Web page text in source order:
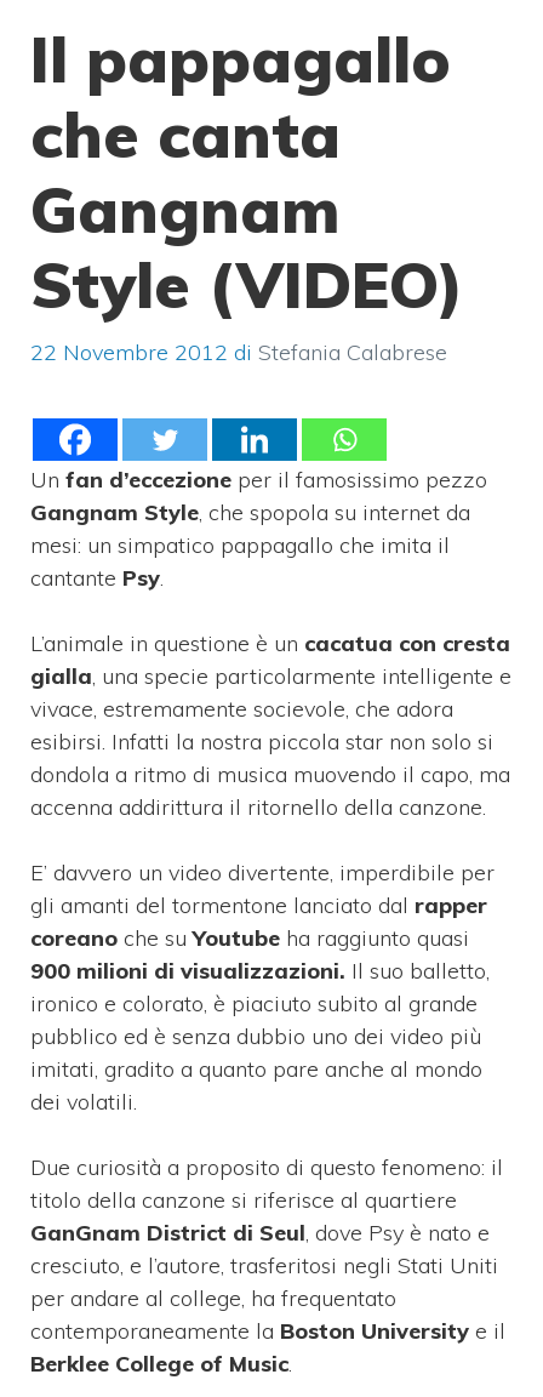
Il pappagallo
che canta
Gangnam
Style (VIDEO)
22 Novembre 2012 di Stefania Calabrese
Un fan d’eccezione per il famosissimo pezzo
Gangnam Style, che spopola su internet da
mesi: un simpatico pappagallo che imita il
cantante Psy.
L’animale in questione è un cacatua con cresta
gialla, una specie particolarmente intelligente e
vivace, estremamente socievole, che adora
esibirsi. Infatti la nostra piccola star non solo si
dondola a ritmo di musica muovendo il capo, ma
accenna addirittura il ritornello della canzone.
E’ davvero un video divertente, imperdibile per
gli amanti del tormentone lanciato dal rapper
coreano che su Youtube ha raggiunto quasi
900 milioni di visualizzazioni. Il suo balletto,
ironico e colorato, è piaciuto subito al grande
pubblico ed è senza dubbio uno dei video più
imitati, gradito a quanto pare anche al mondo
dei volatili.
Due curiosità a proposito di questo fenomeno: il
titolo della canzone si riferisce al quartiere
GanGnam District di Seul, dove Psy è nato e
cresciuto, e l’autore, trasferitosi negli Stati Uniti
per andare al college, ha frequentato
contemporaneamente la Boston University e il
Berklee College of Music.